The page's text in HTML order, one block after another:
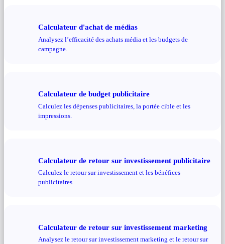
Calculateur d'achat de médias
Analysez l’efficacité des achats média et les budgets de
campagne.
Calculateur de budget publicitaire
Calculez les dépenses publicitaires, la portée cible et les
impressions.
Calculateur de retour sur investissement publicitaire
Calculez le retour sur investissement et les bénéfices
publicitaires.
Calculateur de retour sur investissement marketing
Analysez le retour sur investissement marketing et le retour sur